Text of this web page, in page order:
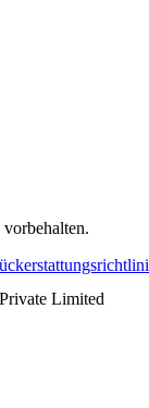
Limited